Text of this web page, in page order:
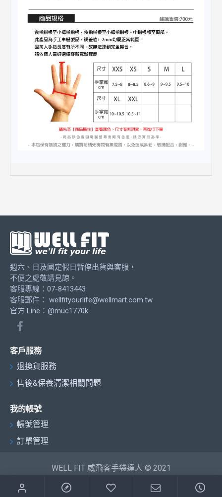
週六、日及國定假日暫停出貨與客服，
不便之處敬請見諒。
客服專線：07-8413443
客服郵件： wellfityourlife@wellmart.com.tw
官方 Line：@muc1770k
客戶服務
退換貨服務
售後&保養清潔相關問題
我的帳號
帳號管理
訂單管理
WELL FIT 威飛客手袋達人 © 2021